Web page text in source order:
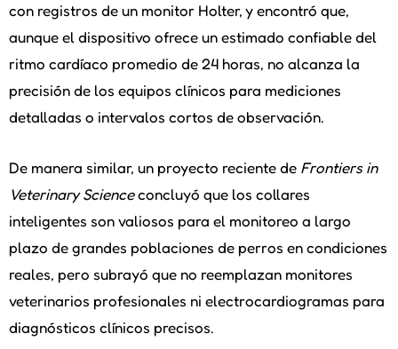
con registros de un monitor Holter, y encontró que,
aunque el dispositivo ofrece un estimado confiable del
ritmo cardíaco promedio de 24 horas, no alcanza la
precisión de los equipos clínicos para mediciones
detalladas o intervalos cortos de observación.
De manera similar, un proyecto reciente de Frontiers in
Veterinary Scienceconcluyó que los collares
inteligentes son valiosos para el monitoreo a largo
plazo de grandes poblaciones de perros en condiciones
reales, pero subrayó que no reemplazan monitores
veterinarios profesionales ni electrocardiogramas para
diagnósticos clínicos precisos.